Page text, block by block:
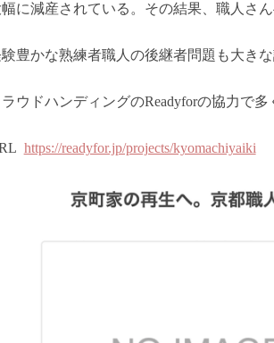
に減産されている。その結果、職人さ
豊かな熟練者職人の後継者問題も大きな
ラウドハンディングのReadyforの協力で
https://readyfor.jp/projects/kyomachiyaiki